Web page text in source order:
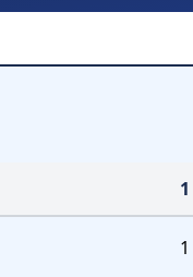
1
1